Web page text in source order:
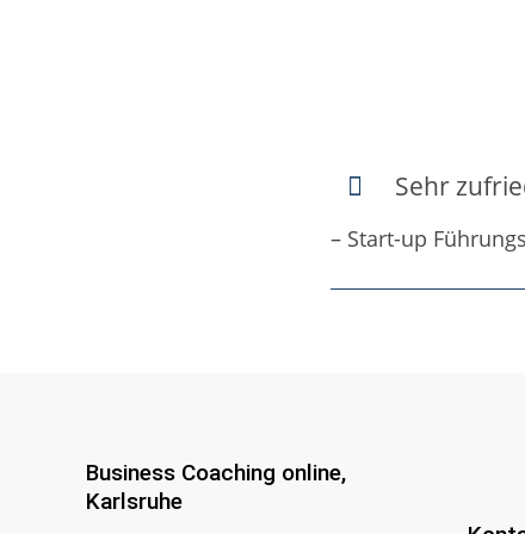
Sehr
– Start-up
Business Coaching online,
Karlsruhe